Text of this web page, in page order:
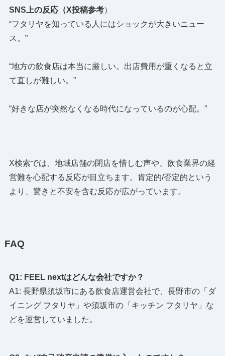
SNS上の反応（X投稿参考）
“フタリヤを知っている人にはショックが大きいニュー
ス。”
“地方の飲食店は本当に厳しい。出店費用が重くなると立
て直しが難しい。”
“好きな店が突然なくなる時代になっているのが心配。”
X検索では、地域店舗の閉店を惜しむ声や、飲食業界の経
営難を心配する反応が目立ちます。肯定的/否定的という
より、驚きと不安を含む反応が広がっています。
FAQ
Q1: FEEL nextはどんな会社ですか？
A1: 長野県須坂市にある飲食店運営会社で、長野市の「ダ
イニング フタリヤ」や須坂市の「キッチン フタリヤ」な
どを運営していました。